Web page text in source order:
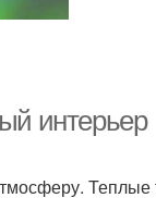
интерьер
Теплые